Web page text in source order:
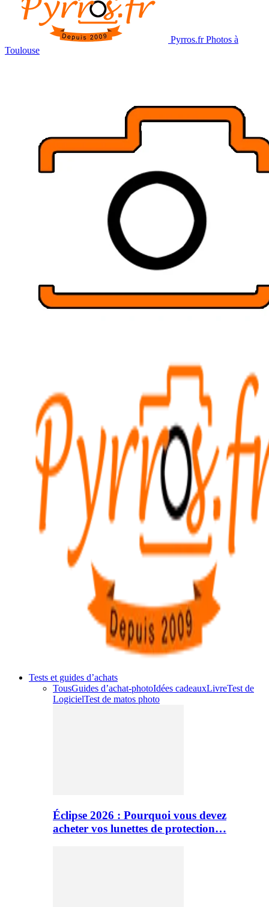
Pyrros.fr Photos à
Toulouse
Tests et guides d’achats
TousGuides d’achat-photoIdées cadeauxLivreTest de
LogicielTest de matos photo
Éclipse 2026 : Pourquoi vous devez
acheter vos lunettes de protection…